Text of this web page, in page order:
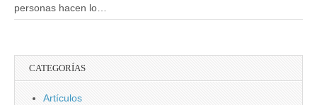
personas hacen lo…
CATEGORÍAS
Artículos